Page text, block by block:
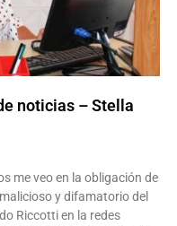
noticias – Stella
me veo en la obligación de
y difamatorio del
Riccotti en la redes